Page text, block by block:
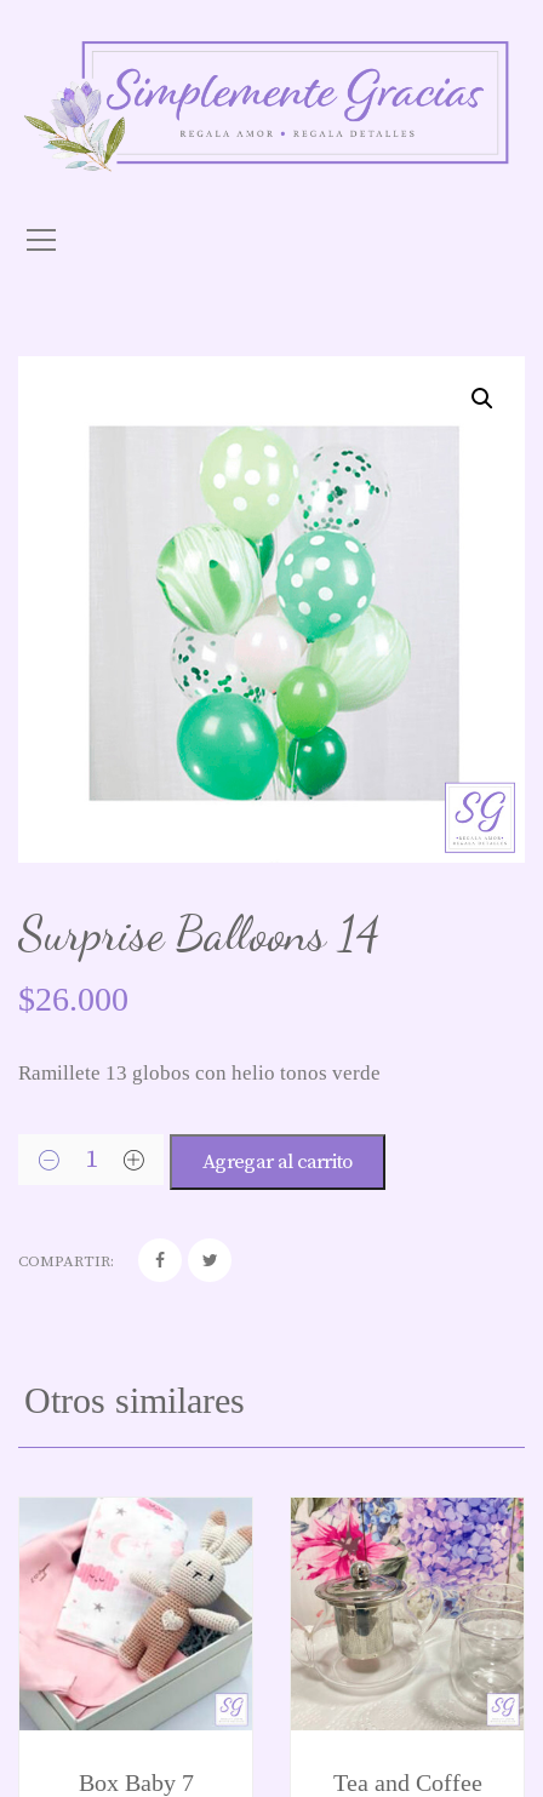
Surprise Balloons 14
$26.000
Ramillete 13 globos con helio tonos verde
Agregar al carrito
COMPARTIR:
Otros similares
Box Baby 7
Tea and Coffee